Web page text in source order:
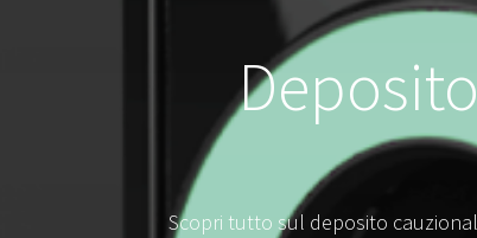
Scopri tutto sul deposito